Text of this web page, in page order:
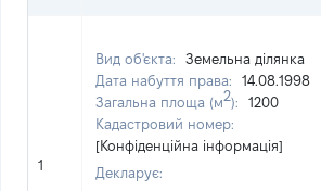
1
Вид об'єкта:
Земельна ділянка
Дата набуття права:
14.08.1998
Загальна площа (м2):
1200
Кадастровий номер:
[Конфіденційна інформація]
Декларує: